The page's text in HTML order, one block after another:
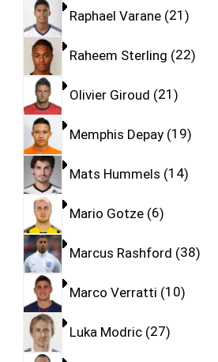
Raphael Varane 21
Raheem Sterling 22
Olivier Giroud 21
Memphis Depay 19
Mats Hummels 14
Mario Gotze 6
Marcus Rashford 38
Marco Verratti 10
Luka Modric 27